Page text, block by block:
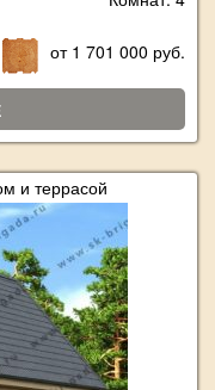
от 1 701 000 руб.
и террасой